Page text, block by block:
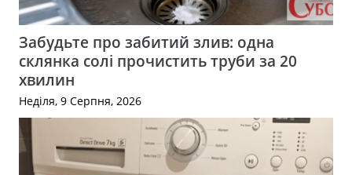
Забудьте про забитий злив: одна
склянка солі прочистить труби за 20
хвилин
Неділя, 9 Серпня, 2026